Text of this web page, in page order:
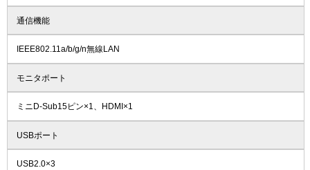
通信機能
IEEE802.11a/b/g/n無線LAN
モニタポート
ミニD-Sub15ピン×1、HDMI×1
USBポート
USB2.0×3